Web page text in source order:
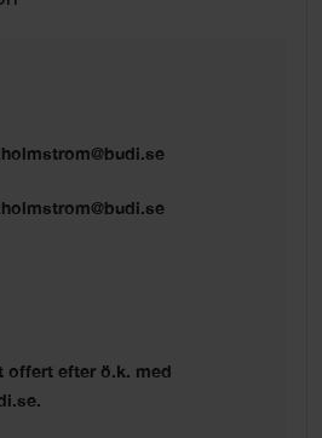
offert efter ö.k. med